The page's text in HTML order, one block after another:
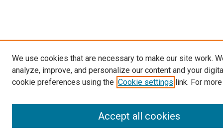
We use cookies that are necessary to make our site work.
analyze, improve, and personalize our content and your
cookie preferences using the Cookie settings link. For
Accept all cookies